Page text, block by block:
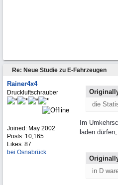
Re: Neue Studie zu E-Fahrzeugen
Rainer4x4
Druckluftschrauber
Joined: May 2002
Posts: 10,165
Likes: 87
bei Osnabrück
die
Im
laden
in D